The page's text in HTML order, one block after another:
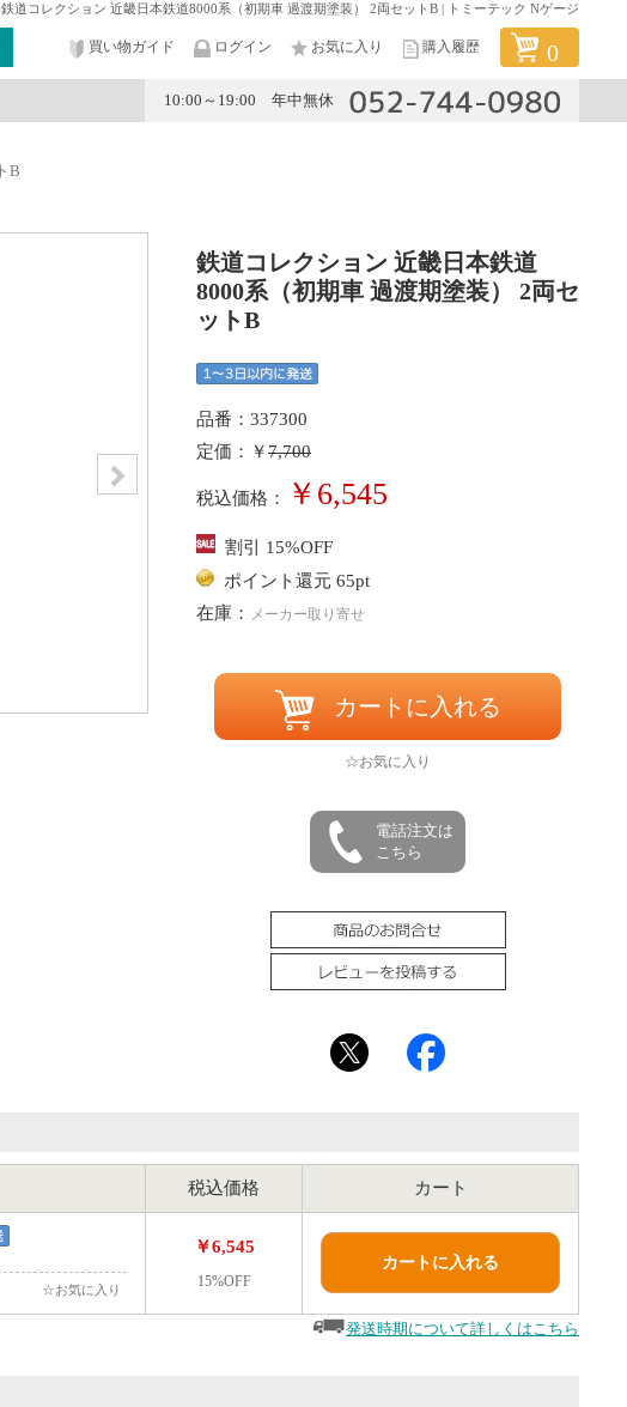
鉄道コレクション 近畿日本鉄道8000系（初期車 過渡期塗装） 2両セットB | トミーテック Nゲージ
買い物ガイド ログイン お気に入り 購入履歴 0
10:00～19:00 年中無休
の他
B
鉄道コレクション 近畿日本鉄道
8000系（初期車 過渡期塗装） 2両セ
ットB
品番：337300
定価：￥7,700
税込価格： ￥6,545
割引 15%OFF
ポイント還元 65pt
在庫： メーカー取り寄せ
カートに入れる
☆お気に入り
電話注文は
こちら
税込価格 カート
☆お気に入り
￥6,545
15%OFF
カートに入れる
発送時期について詳しくはこちら